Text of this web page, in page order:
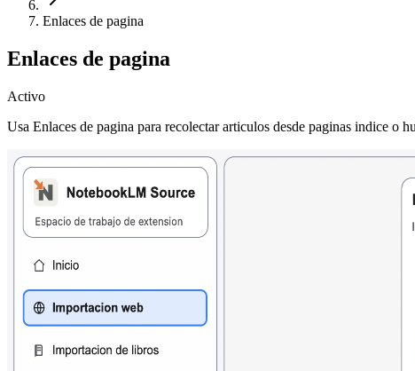
Enlaces de pagina
Enlaces de pagina
Activo
Usa Enlaces de pagina para recolectar articulos desde paginas indice o